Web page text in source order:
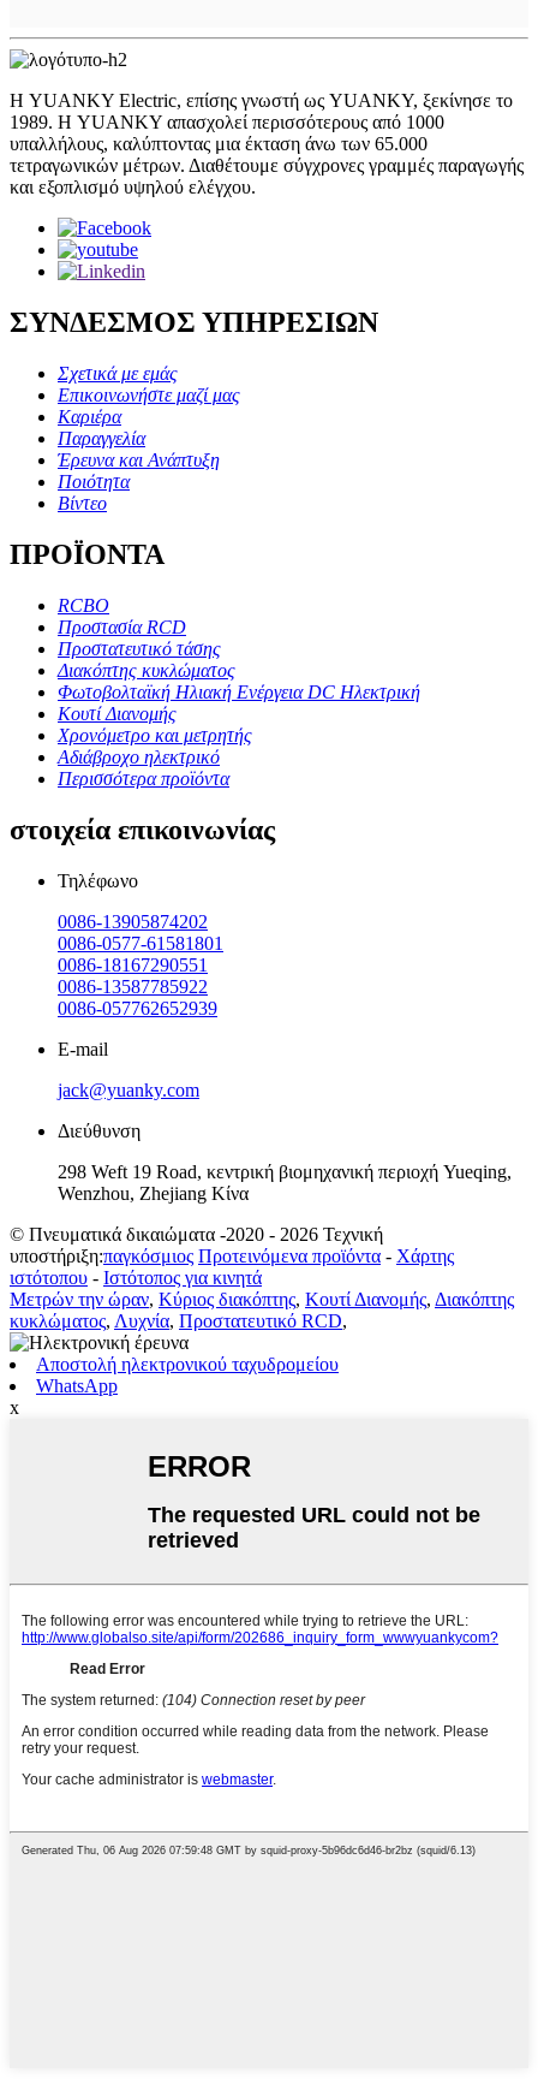
Η YUANKY Electric, επίσης γνωστή ως YUANKY, ξεκίνησε το
1989. Η YUANKY απασχολεί περισσότερους από 1000
υπαλλήλους, καλύπτοντας μια έκταση άνω των 65.000
τετραγωνικών μέτρων. Διαθέτουμε σύγχρονες γραμμές παραγωγής
και εξοπλισμό υψηλού ελέγχου.
ΣΥΝΔΕΣΜΟΣ ΥΠΗΡΕΣΙΩΝ
Σχετικά με εμάς
Επικοινωνήστε μαζί μας
Καριέρα
Παραγγελία
Έρευνα και Ανάπτυξη
Ποιότητα
Βίντεο
ΠΡΟΪΟΝΤΑ
RCBO
Προστασία RCD
Προστατευτικό τάσης
Διακόπτης κυκλώματος
Φωτοβολταϊκή Ηλιακή Ενέργεια DC Ηλεκτρική
Κουτί Διανομής
Χρονόμετρο και μετρητής
Αδιάβροχο ηλεκτρικό
Περισσότερα προϊόντα
στοιχεία επικοινωνίας
Τηλέφωνο
0086-13905874202
0086-0577-61581801
0086-18167290551
0086-13587785922
0086-057762652939
E-mail
jack@yuanky.com
Διεύθυνση
298 Weft 19 Road, κεντρική βιομηχανική περιοχή Yueqing,
Wenzhou, Zhejiang Κίνα
© Πνευματικά δικαιώματα -2020 - 2026 Τεχνική
υποστήριξη:παγκόσμιος Προτεινόμενα προϊόντα - Χάρτης
ιστότοπου - Ιστότοπος για κινητά
Μετρών την ώραν, Κύριος διακόπτης, Κουτί Διανομής, Διακόπτης
κυκλώματος, Λυχνία, Προστατευτικό RCD,
Αποστολή ηλεκτρονικού ταχυδρομείου
WhatsApp
x